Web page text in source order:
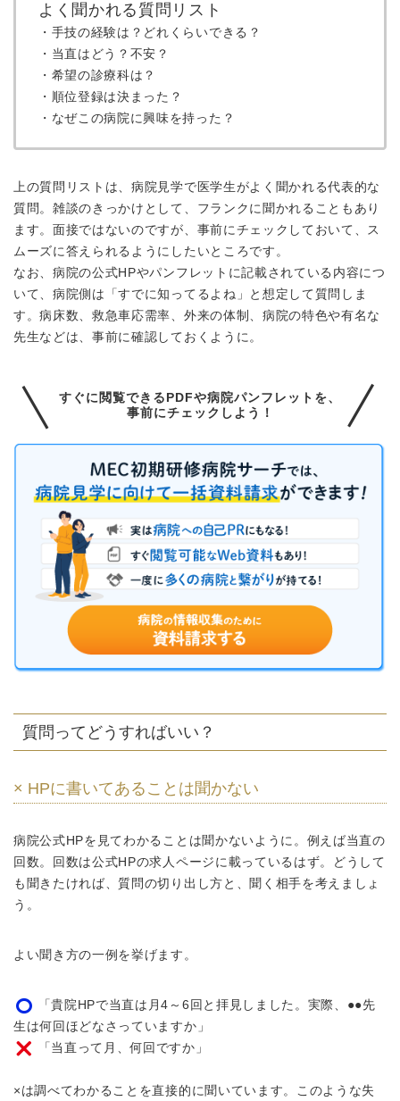
よく聞かれる質問リスト
・手技の経験は？どれくらいできる？
・当直はどう？不安？
・希望の診療科は？
・順位登録は決まった？
・なぜこの病院に興味を持った？
上の質問リストは、病院見学で医学生がよく聞かれる代表的な
質問。雑談のきっかけとして、フランクに聞かれることもあり
ます。面接ではないのですが、事前にチェックしておいて、ス
ムーズに答えられるようにしたいところです。
なお、病院の公式HPやパンフレットに記載されている内容につ
いて、病院側は「すでに知ってるよね」と想定して質問しま
す。病床数、救急車応需率、外来の体制、病院の特色や有名な
先生などは、事前に確認しておくように。
すぐに閲覧できるPDFや病院パンフレットを、
事前にチェックしよう！
質問ってどうすればいい？
× HPに書いてあることは聞かない
病院公式HPを見てわかることは聞かないように。例えば当直の
回数。回数は公式HPの求人ページに載っているはず。どうして
も聞きたければ、質問の切り出し方と、聞く相手を考えましょ
う。
よい聞き方の一例を挙げます。
「貴院HPで当直は月4～6回と拝見しました。実際、●●先
生は何回ほどなさっていますか」
「当直って月、何回ですか」
×は調べてわかることを直接的に聞いています。このような失